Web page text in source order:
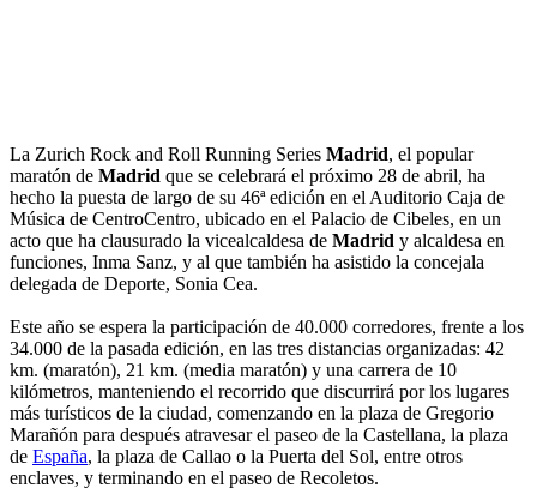
La Zurich Rock and Roll Running Series Madrid, el popular
maratón de Madrid que se celebrará el próximo 28 de abril, ha
hecho la puesta de largo de su 46ª edición en el Auditorio Caja de
Música de CentroCentro, ubicado en el Palacio de Cibeles, en un
acto que ha clausurado la vicealcaldesa de Madrid y alcaldesa en
funciones, Inma Sanz, y al que también ha asistido la concejala
delegada de Deporte, Sonia Cea.
Este año se espera la participación de 40.000 corredores, frente a los
34.000 de la pasada edición, en las tres distancias organizadas: 42
km. (maratón), 21 km. (media maratón) y una carrera de 10
kilómetros, manteniendo el recorrido que discurrirá por los lugares
más turísticos de la ciudad, comenzando en la plaza de Gregorio
Marañón para después atravesar el paseo de la Castellana, la plaza
de España, la plaza de Callao o la Puerta del Sol, entre otros
enclaves, y terminando en el paseo de Recoletos.